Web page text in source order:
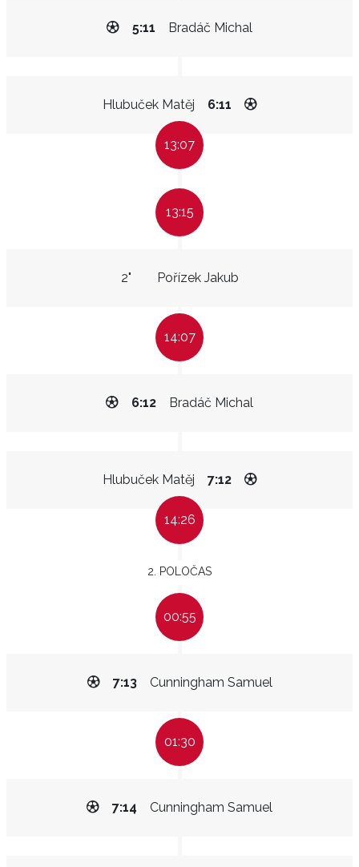
Bradáč Michal
5:11
Hlubuček Matěj 6:11
13:07
13:15
Pořízek Jakub
2"
14:07
Bradáč Michal
6:12
Hlubuček Matěj 7:12
14:26
2. POLOČAS
00:55
Cunningham Samuel
7:13
01:30
Cunningham Samuel
7:14